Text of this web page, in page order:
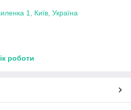
1, Київ, Україна
роботи